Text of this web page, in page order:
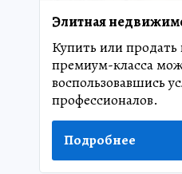
Элитная
Купить или
премиум-класса
воспользовавшись
профессионалов.
Подробнее